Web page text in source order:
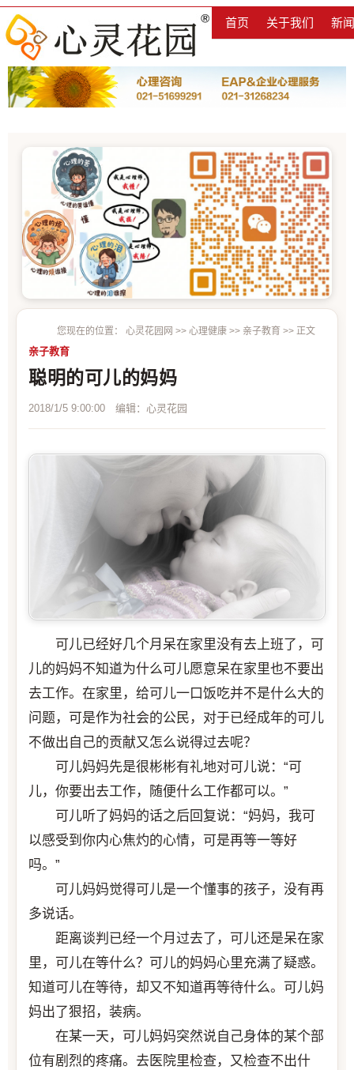
首页 关于我们 新
您现在的位置： 心灵花园网 >> 心理健康 >> 亲子教育 >> 正文
亲子教育
聪明的可儿的妈妈
2018/1/5 9:00:00 编辑：心灵花园
可儿已经好几个月呆在家里没有去上班了，可
儿的妈妈不知道为什么可儿愿意呆在家里也不要出
去工作。在家里，给可儿一口饭吃并不是什么大的
问题，可是作为社会的公民，对于已经成年的可儿
不做出自己的贡献又怎么说得过去呢？
可儿妈妈先是很彬彬有礼地对可儿说：“可
儿，你要出去工作，随便什么工作都可以。”
可儿听了妈妈的话之后回复说：“妈妈，我可
以感受到你内心焦灼的心情，可是再等一等好
吗。”
可儿妈妈觉得可儿是一个懂事的孩子，没有再
多说话。
距离谈判已经一个月过去了，可儿还是呆在家
里，可儿在等什么？可儿的妈妈心里充满了疑惑。
知道可儿在等待，却又不知道再等待什么。可儿妈
妈出了狠招，装病。
在某一天，可儿妈妈突然说自己身体的某个部
位有剧烈的疼痛。去医院里检查，又检查不出什